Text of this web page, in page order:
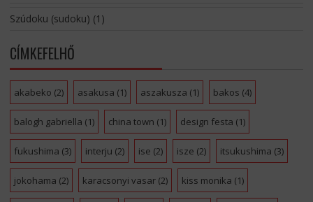
Szúdoku (sudoku) (1)
CÍMKEFELHŐ
akabeko (2) asakusa (1) aszakusza (1) bakos (4)
balogh gabriella (1) china town (1) design festa (1)
fukushima (3) interju (2) ise (2) isze (2) itsukushima (3)
jokohama (2) karacsonyi vasar(2) kiss monika (1)